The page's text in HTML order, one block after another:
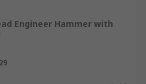
Engineer Hammer with